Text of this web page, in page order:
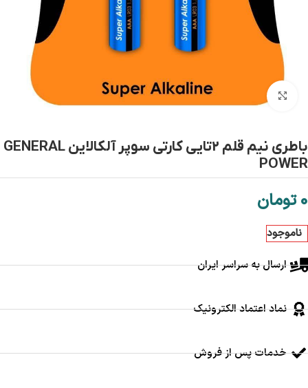
بزرگنمایی تصویر
باطری نیم قلم 2تایی کارتی سوپر آلکالاین GENERAL
POWER
0 تومان
ناموجود
ارسال به سراسر ایران
نماد اعتماد الکترونیک
خدمات پس از فروش